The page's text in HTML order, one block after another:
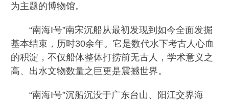
为主题的博物馆。
“南海I号”南宋沉船从最初发现到如今全面发掘
基本结束，历时30余年。它是数代水下考古人心血
的积淀，不仅船体整体打捞前无古人，学术意义之
高、出水文物数量之巨更是震撼世界。
“南海I号”沉船沉没于广东台山、阳江交界海